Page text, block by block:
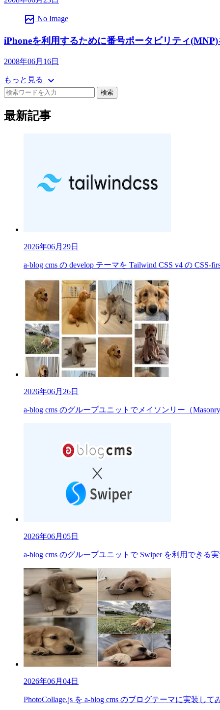
broken_image No Image
iPhoneを利用するために番号ポータビリティ
2008年06月16日
もっと見る expand_more
検索
最新記事
2026年06月29日
a-blog cms の develop テーマを Tailwind CSS v4 の CSS-
2026年06月26日
a-blog cms のグループユニットでメイソンリー（
2026年06月05日
a-blog cms のグループユニットで Swiper を利用できる
2026年06月04日
PhotoCollage.js を a-blog cms のブログテーマに実装して